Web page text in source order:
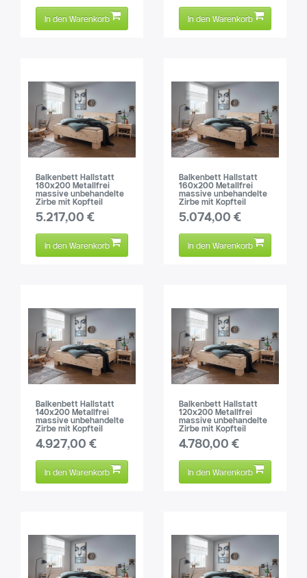
In den Warenkorb In den Warenkorb
Balkenbett Hallstatt
180x200 Metallfrei
massive unbehandelte
Zirbe mit Kopfteil
5.217,00 €
In den Warenkorb
Balkenbett Hallstatt
160x200 Metallfrei
massive unbehandelte
Zirbe mit Kopfteil
5.074,00 €
In den Warenkorb
Balkenbett Hallstatt
140x200 Metallfrei
massive unbehandelte
Zirbe mit Kopfteil
4.927,00 €
In den Warenkorb
Balkenbett Hallstatt
120x200 Metallfrei
massive unbehandelte
Zirbe mit Kopfteil
4.780,00 €
In den Warenkorb